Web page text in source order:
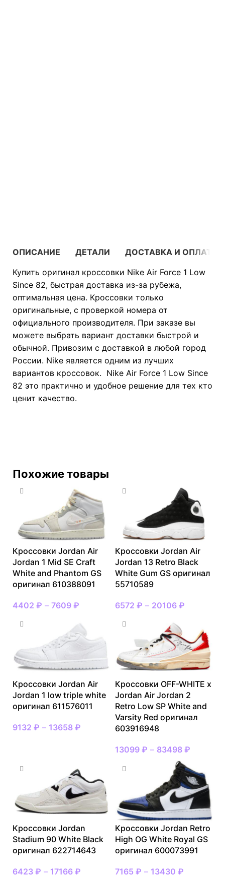
ОПИСАНИЕ ДЕТАЛИ
ДОСТАВКА И ОПЛАТА
Купить оригинал кроссовки Nike Air Force 1 Low
Since 82, быстрая доставка из-за рубежа,
оптимальная цена. Кроссовки только
оригинальные, с проверкой номера от
официального производителя. При заказе вы
можете выбрать вариант доставки быстрой и
обычной. Привозим с доставкой в любой город
России. Nike является одним из лучших
вариантов кроссовок. Nike Air Force 1 Low Since
82 это практично и удобное решение для тех кто
ценит качество.
Похожие товары
Кроссовки Jordan Air
Jordan 1 Mid SE Craft
White and Phantom GS
оригинал 610388091
4402 ₽ – 7609 ₽
Кроссовки Jordan Air
Jordan 13 Retro Black
White Gum GS оригинал
55710589
6572 ₽ – 20106 ₽
Кроссовки Jordan Air
Jordan 1 low triple white
оригинал 611576011
9132 ₽ – 13658 ₽
Кроссовки OFF-WHITE x
Jordan Air Jordan 2
Retro Low SP White and
Varsity Red оригинал
603916948
13099 ₽ – 83498 ₽
Кроссовки Jordan
Stadium 90 White Black
оригинал 622714643
6423 ₽ – 17166 ₽
Кроссовки Jordan Retro
High OG White Royal GS
оригинал 600073991
7165 ₽ – 13430 ₽